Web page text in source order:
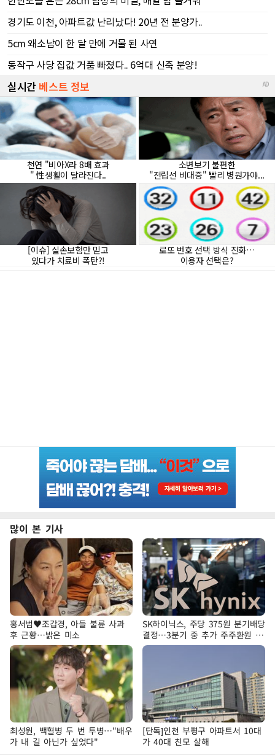
많이 본 기사
홍서범♥조갑경, 아들 불륜 사과
후 근황…밝은 미소
SK하이닉스, 주당 375원 분기배당
결정…3분기 중 추가 주주환원 발
표
최성원, 백혈병 두 번 투병…"배우
가 내 길 아닌가 싶었다"
[단독]인천 부평구 아파트서 10대
가 40대 친모 살해